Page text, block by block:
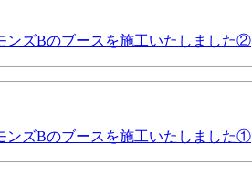
ンズBのブースを施工いたしました②
ンズBのブースを施工いたしました①